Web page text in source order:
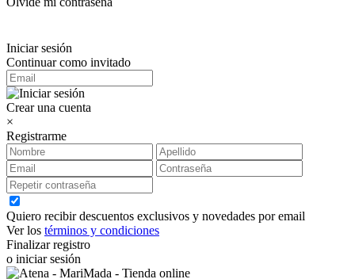
Iniciar sesión
Continuar como invitado
Crear una cuenta
×
Registrarme
Quiero recibir descuentos exclusivos y novedades por email
Ver los términos y condiciones
Finalizar registro
o iniciar sesión